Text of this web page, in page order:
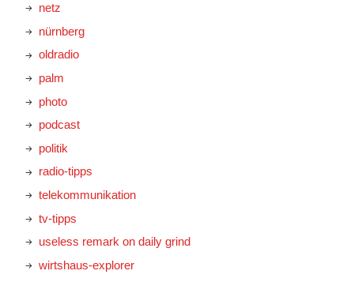
netz
nürnberg
oldradio
palm
photo
podcast
politik
radio-tipps
telekommunikation
tv-tipps
useless remark on daily grind
wirtshaus-explorer